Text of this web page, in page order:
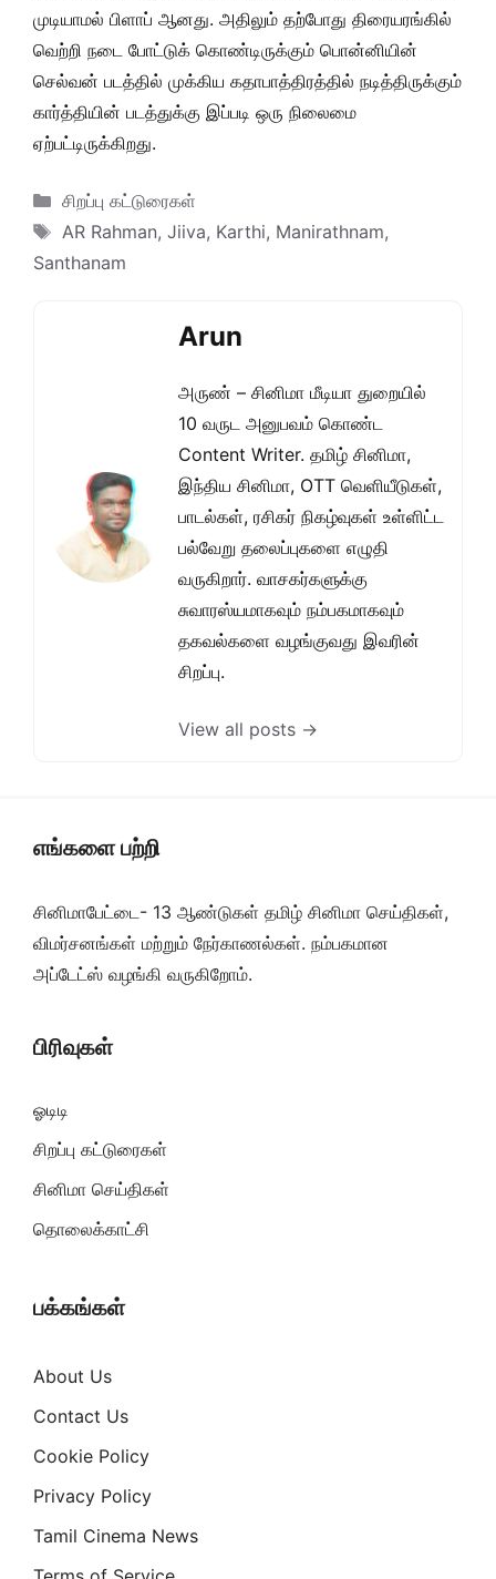
முடியாமல் பிளாப் ஆனது. அதிலும் தற்போது திரையரங்கில்
வெற்றி நடை போட்டுக் கொண்டிருக்கும் பொன்னியின்
செல்வன் படத்தில் முக்கிய கதாபாத்திரத்தில் நடித்திருக்கும்
கார்த்தியின் படத்துக்கு இப்படி ஒரு நிலைமை
ஏற்பட்டிருக்கிறது.
Categories
சிறப்பு கட்டுரைகள்
Tags
AR Rahman, Jiiva, Karthi, Manirathnam,
Santhanam
Arun
அருண் – சினிமா மீடியா துறையில்
10 வருட அனுபவம் கொண்ட
Content Writer. தமிழ் சினிமா,
இந்திய சினிமா, OTT வெளியீடுகள்,
பாடல்கள், ரசிகர் நிகழ்வுகள் உள்ளிட்ட
பல்வேறு தலைப்புகளை எழுதி
வருகிறார். வாசகர்களுக்கு
சுவாரஸ்யமாகவும் நம்பகமாகவும்
தகவல்களை வழங்குவது இவரின்
சிறப்பு.
View all posts →
எங்களை பற்றி
சினிமாபேட்டை- 13 ஆண்டுகள் தமிழ் சினிமா செய்திகள்,
விமர்சனங்கள் மற்றும் நேர்காணல்கள். நம்பகமான
அப்டேட்ஸ் வழங்கி வருகிறோம்.
பிரிவுகள்
ஓடிடி
சிறப்பு கட்டுரைகள்
சினிமா செய்திகள்
தொலைக்காட்சி
பக்கங்கள்
About Us
Contact Us
Cookie Policy
Privacy Policy
Tamil Cinema News